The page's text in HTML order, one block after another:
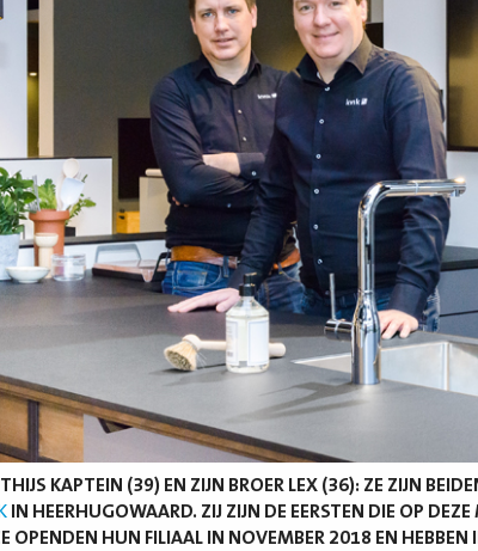
KAPTEIN (39) EN ZIJN BROER LEX (36): ZE ZIJN
IN HEERHUGOWAARD. ZIJ ZIJN DE EERSTEN DIE OP
OPENDEN HUN FILIAAL IN NOVEMBER 2018 EN HEBBEN